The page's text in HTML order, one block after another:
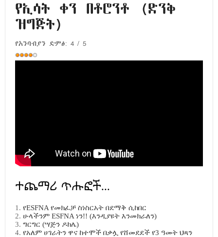
የኢሳት ቀን በቶሮንቶ (ድንቅ
ዝግጅት)
የአንባብያን ድምፅ: 4 / 5
ተጨማሪ ጥሑፎች...
የESFNA የመክፈቻ ስነስርአት በደማቅ ሲከበር
ሁላችንም ESFNA ነን!! (እንዲያዩት እንመክራለን)
ግርግር (ሣጅን ዶክሌ)
የአለም ሀገራትን ዋና ከተሞች በቃሏ የሸመደደች የ3 ዓመት ህጻን